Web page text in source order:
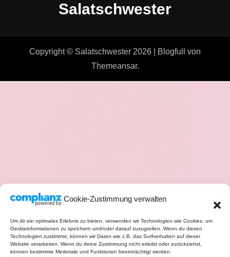
Cookie-Zustimmung verwalten
Um dir ein optimales Erlebnis zu bieten, verwenden wir Technologien wie Cookies, um
Geräteinformationen zu speichern und/oder darauf zuzugreifen. Wenn du diesen
Technologien zustimmst, können wir Daten wie z.B. das Surfverhalten auf dieser
Website verarbeiten. Wenn du deine Zustimmung nicht erteilst oder zurückziehst,
können bestimmte Merkmale und Funktionen beeinträchtigt werden.
Salatschwester
Copyright © Salatschwester 2026 Blogfull
von
Themeansar.